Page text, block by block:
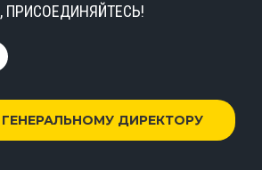
ПРИСОЕДИНЯЙТЕСЬ!
ДИРЕКТОРУ